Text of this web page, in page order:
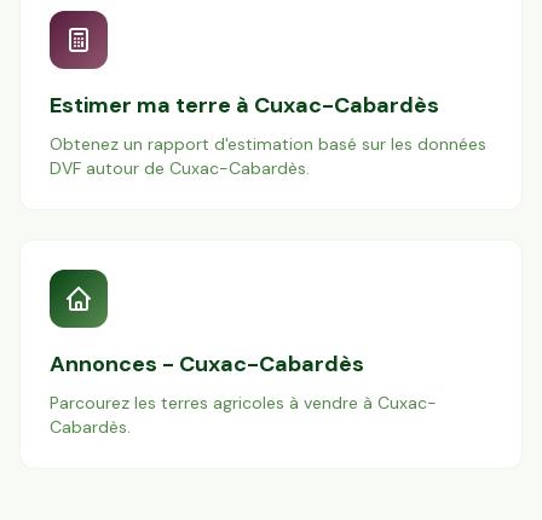
Estimer ma terre à Cuxac-Cabardès
Obtenez un rapport d'estimation basé sur les données
DVF autour de Cuxac-Cabardès.
Annonces - Cuxac-Cabardès
Parcourez les terres agricoles à vendre à Cuxac-
Cabardès.